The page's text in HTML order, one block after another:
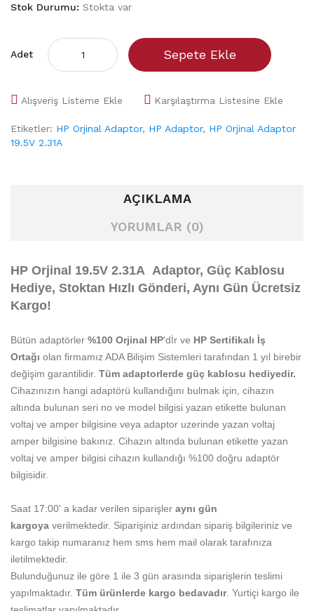
Stok Durumu: Stokta var
Adet Sepete Ekle
Alışveriş Listeme Ekle Karşılaştırma Listesine Ekle
Etiketler: HP Orjinal Adaptor, HP Adaptor, HP Orjinal Adaptor
19.5V 2.31A
AÇIKLAMA
YORUMLAR (0)
HP Orjinal 19.5V 2.31A Adaptor, Güç Kablosu
Hediye, Stoktan Hızlı Gönderi, Aynı Gün Ücretsiz
Kargo!
Bütün adaptörler %100 Orjinal HP'dİr ve HP Sertifikalı İş
Ortağı olan firmamız ADA Bilişim Sistemleri tarafından 1 yıl birebir
değişim garantilidir. Tüm adaptorlerde güç kablosu hediyedir.
Cihazınızın hangi adaptörü kullandığını bulmak için, cihazın
altında bulunan seri no ve model bilgisi yazan etikette bulunan
voltaj ve amper bilgisine veya adaptor uzerinde yazan voltaj
amper bilgisine bakınız. Cihazın altında bulunan etikette yazan
voltaj ve amper bilgisi cihazın kullandığı %100 doğru adaptör
bilgisidir.
Saat 17:00' a kadar verilen siparişler aynı gün
kargoya verilmektedir. Siparişiniz ardından sipariş bilgileriniz ve
kargo takip numaranız hem sms hem mail olarak tarafınıza
iletilmektedir.
Bulunduğunuz ile göre 1 ile 3 gün arasında siparişlerin teslimi
yapılmaktadır. Tüm ürünlerde kargo bedavadır. Yurtiçi kargo ile